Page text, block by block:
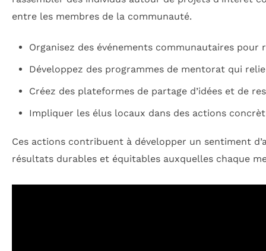
entre les membres de la communauté.
Organisez des événements communautaires
Développez des programmes de mentorat qui
Créez des plateformes de partage d’idées et de
Impliquer les élus locaux dans des actions
Ces actions contribuent à développer un sentiment
résultats durables et équitables auxquelles chaque